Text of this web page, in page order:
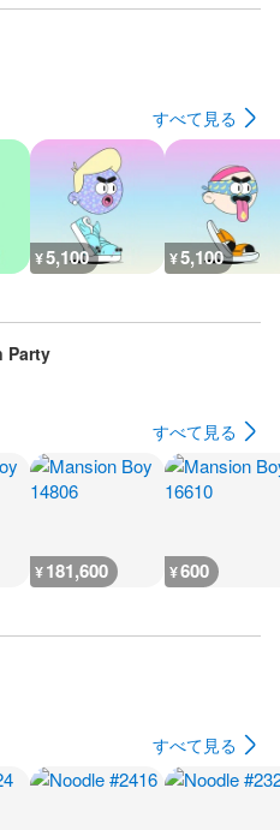
すべて見る
¥5,100 ¥5,100
Party
すべて見る
¥181,600 ¥600
すべて見る